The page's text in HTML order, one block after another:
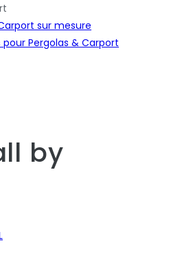
sur mesure
pour Pergolas & Carport
by